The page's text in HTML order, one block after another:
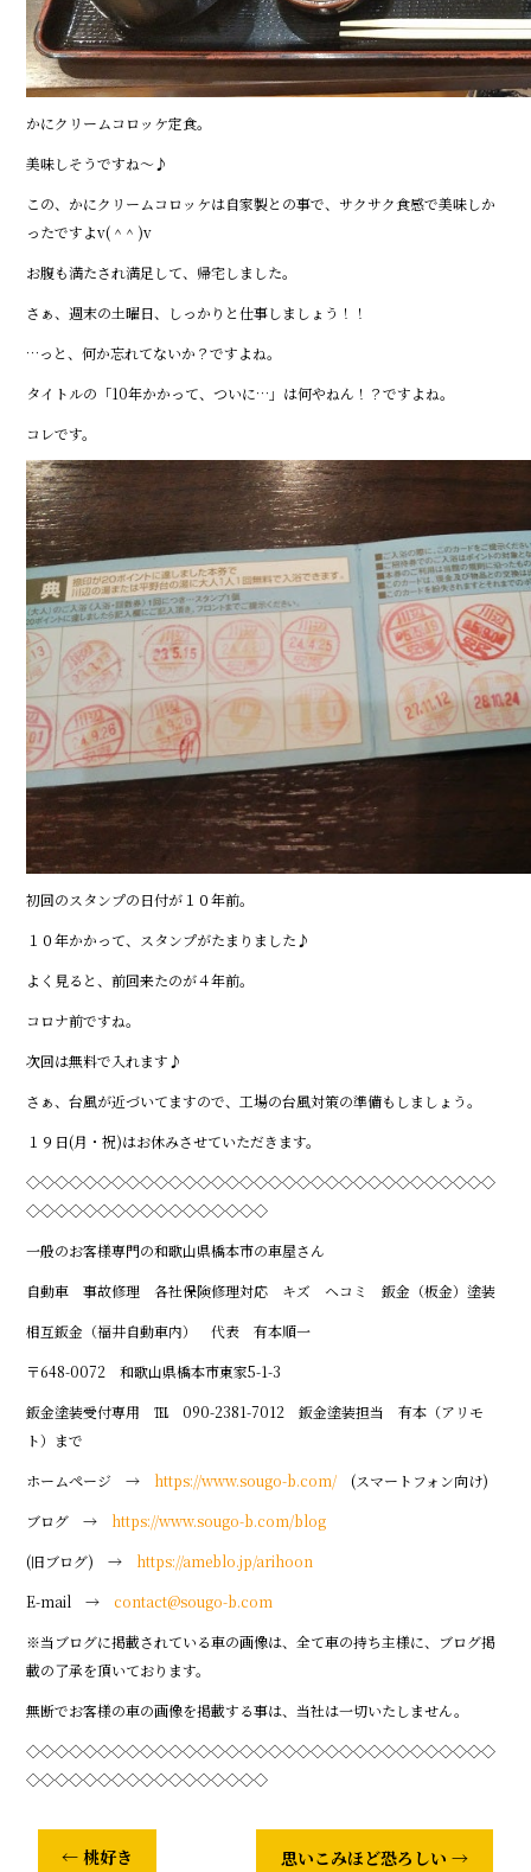
かにクリームコロッケ定食。
美味しそうですね～♪
この、かにクリームコロッケは自家製との事で、サクサク食感で美味しか
ったですよv( ^ ^ )v
お腹も満たされ満足して、帰宅しました。
さぁ、週末の土曜日、しっかりと仕事しましょう！！
…っと、何か忘れてないか？ですよね。
タイトルの「10年かかって、ついに…」は何やねん！？ですよね。
コレです。
初回のスタンプの日付が１０年前。
１０年かかって、スタンプがたまりました♪
よく見ると、前回来たのが４年前。
コロナ前ですね。
次回は無料で入れます♪
さぁ、台風が近づいてますので、工場の台風対策の準備もしましょう。
１９日(月・祝)はお休みさせていただきます。
◇◇◇◇◇◇◇◇◇◇◇◇◇◇◇◇◇◇◇◇◇◇◇◇◇◇◇◇◇◇◇◇◇
◇◇◇◇◇◇◇◇◇◇◇◇◇◇◇◇◇
一般のお客様専門の和歌山県橋本市の車屋さん
自動車 事故修理 各社保険修理対応 キズ ヘコミ 鈑金（板金）塗装
相互鈑金（福井自動車内） 代表 有本順一
〒648-0072 和歌山県橋本市東家5-1-3
鈑金塗装受付専用 ℡ 090-2381-7012 鈑金塗装担当 有本（アリモ
ト）まで
ホームページ → https://www.sougo-b.com/ (スマートフォン向け)
ブログ → https://www.sougo-b.com/blog
(旧ブログ) → https://ameblo.jp/arihoon
E-mail →contact@sougo-b.com
※当ブログに掲載されている車の画像は、全て車の持ち主様に、ブログ掲
載の了承を頂いております。
無断でお客様の車の画像を掲載する事は、当社は一切いたしません。
◇◇◇◇◇◇◇◇◇◇◇◇◇◇◇◇◇◇◇◇◇◇◇◇◇◇◇◇◇◇◇◇◇
◇◇◇◇◇◇◇◇◇◇◇◇◇◇◇◇◇
← 桃好き 思いこみほど恐ろしい →